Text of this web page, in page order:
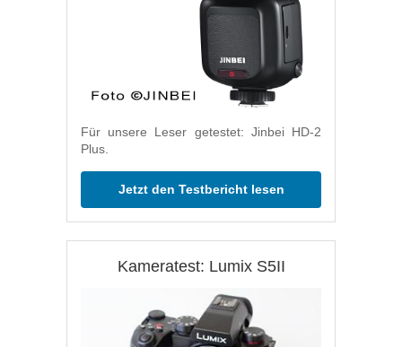
Für unsere Leser getestet: Jinbei HD-2
Plus.
Jetzt den Testbericht lesen
Kameratest: Lumix S5II